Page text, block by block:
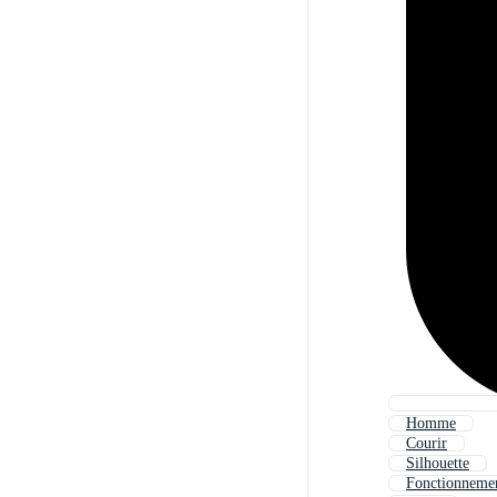
Homme
Courir
Silhouette